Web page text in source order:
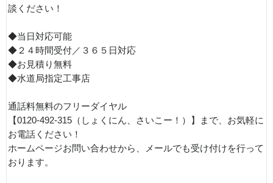
談ください！
◆当日対応可能
◆２４時間受付／３６５日対応
◆お見積り無料
◆水道局指定工事店
通話料無料のフリーダイヤル
【0120-492-315（しょくにん、さいこー！）】まで、お気軽に
お電話ください！
ホームページお問い合わせから、メールでも受け付けを行って
おります。